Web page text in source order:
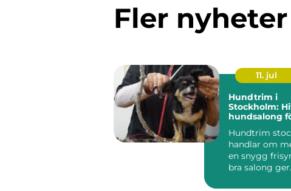
Fler nyheter
11. jul
Hundtrim i
Stockholm:
hundsalong
Hundtrim
handlar om
en snygg
bra salong ger